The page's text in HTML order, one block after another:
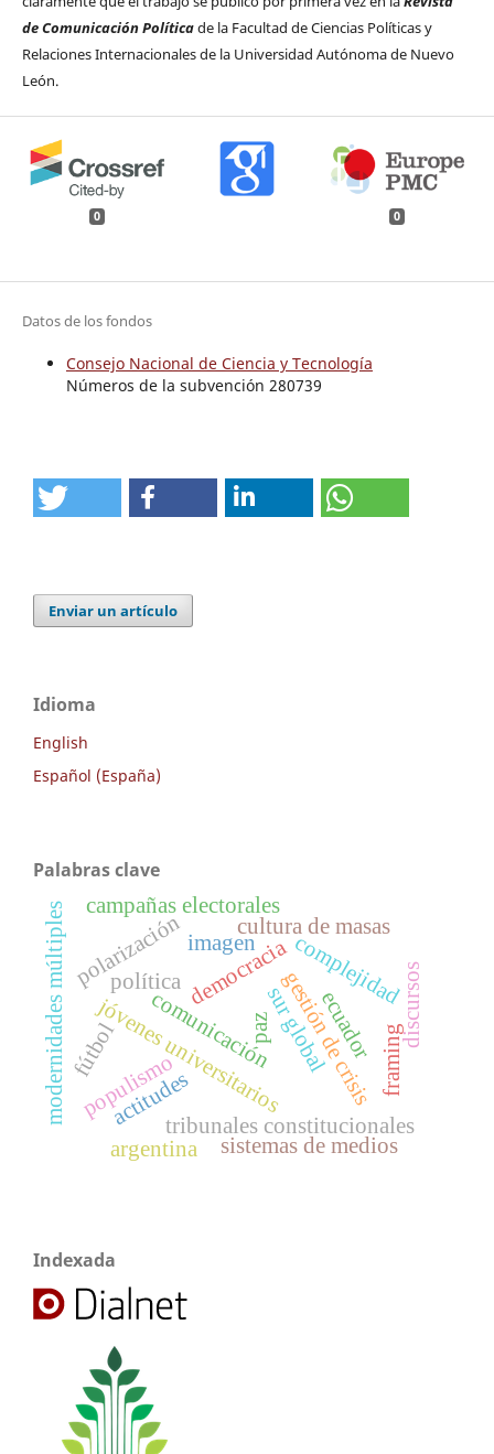
de Comunicación Políticade la Facultad de Ciencias Políticas y
Relaciones Internacionales de la Universidad Autónoma de Nuevo
León.
0 0
Datos de los fondos
Consejo Nacional de Ciencia y Tecnología
Números de la subvención 280739
Enviar un artículo
Idioma
English
Español (España)
Palabras clave
paz
comunicación
política complejidad
gestión de crisis
tribunales constitucionales
democracia
jóvenes universitarios
fútbol
cultura de masas
sistemas de medios
modernidades múltiples sur global
campañas electorales
imagen
populismo
polarización
discursos
ecuador
actitudes
argentina
framing
Indexada